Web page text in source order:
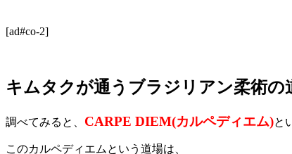
[ad#co-2]
キムタクが通うブラジリアン柔術
調べてみると、 CARPE DIEM(カルペディエム)と
このカルペディエムという道場は、